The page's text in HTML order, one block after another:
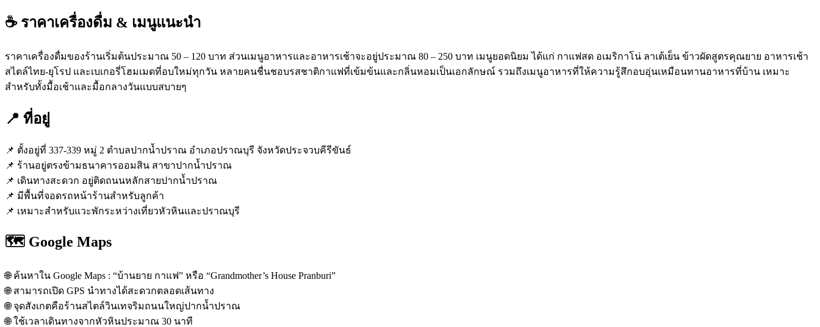
☕ ราคาเครื่องดื่ม & เมนูแนะนำ
ราคาเครื่องดื่มของร้านเริ่มต้นประมาณ 50 – 120 บาท ส่วนเมนูอาหารและอาหารเช้าจะอยู่ประมาณ 80 – 250 บาท เมนูยอดนิยม ได้แก่ กาแฟสด อเมริกาโน่ ลาเต้เย็น ข้าวผัดสูตรคุณยาย อาหารเช้า
สไตล์ไทย-ยุโรป และเบเกอรี่โฮมเมดที่อบใหม่ทุกวัน หลายคนชื่นชอบรสชาติกาแฟที่เข้มข้นและกลิ่นหอมเป็นเอกลักษณ์ รวมถึงเมนูอาหารที่ให้ความรู้สึกอบอุ่นเหมือนทานอาหารที่บ้าน เหมาะ
สำหรับทั้งมื้อเช้าและมื้อกลางวันแบบสบายๆ
📍 ที่อยู่
📌 ตั้งอยู่ที่ 337-339 หมู่ 2 ตำบลปากน้ำปราณ อำเภอปราณบุรี จังหวัดประจวบคีรีขันธ์
📌 ร้านอยู่ตรงข้ามธนาคารออมสิน สาขาปากน้ำปราณ
📌 เดินทางสะดวก อยู่ติดถนนหลักสายปากน้ำปราณ
📌 มีพื้นที่จอดรถหน้าร้านสำหรับลูกค้า
📌 เหมาะสำหรับแวะพักระหว่างเที่ยวหัวหินและปราณบุรี
🗺️ Google Maps
🌐 ค้นหาใน Google Maps : “บ้านยาย กาแฟ” หรือ “Grandmother’s House Pranburi”
🌐 สามารถเปิด GPS นำทางได้สะดวกตลอดเส้นทาง
🌐 จุดสังเกตคือร้านสไตล์วินเทจริมถนนใหญ่ปากน้ำปราณ
🌐 ใช้เวลาเดินทางจากหัวหินประมาณ 30 นาที